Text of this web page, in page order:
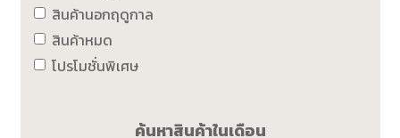
สินค้านอกฤดูกาล
สินค้าหมด
โปรโมชั่นพิเศษ
ค้นหาสินค้าในเดือน